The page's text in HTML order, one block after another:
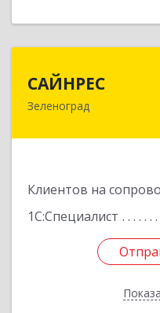
САЙНРЕС
Зеленоград
Клиентов на
1С:Специалист
124365, Москва г,